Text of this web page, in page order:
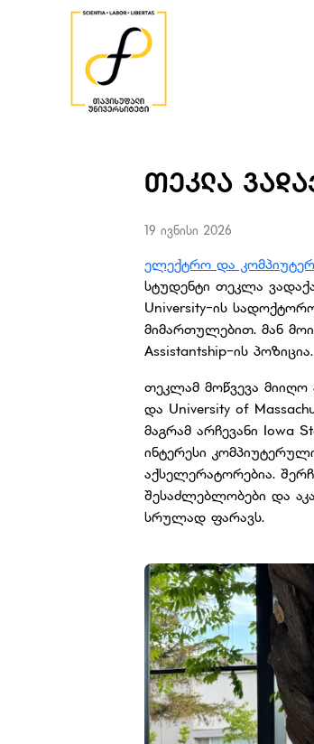
ᲗᲔᲙᲚᲐ
19 ივნისი 2026
ელექტრო და
სტუდენტი თეკლა
University-ის
მიმართულებით. მან
Assistantship-ის პოზიცია.
თეკლამ მოწვევა მიიღო
და University of
მაგრამ არჩევანი Iowa
ინტერესი
აქსელერატორებია.
შესაძლებლობები და
სრულად ფარავს.